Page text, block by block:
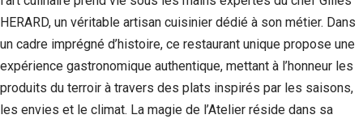
HERARD, un véritable artisan cuisinier dédié à son métier. Dans
un cadre imprégné d’histoire, ce restaurant unique propose une
expérience gastronomique authentique, mettant à l’honneur les
produits du terroir à travers des plats inspirés par les saisons,
les envies et le climat. La magie de l’Atelier réside dans sa